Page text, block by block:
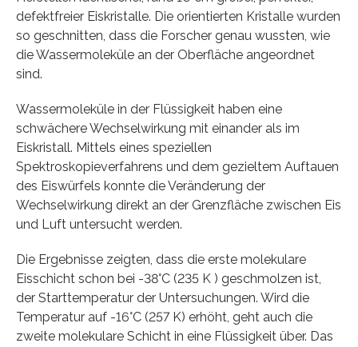
defektfreier Eiskristalle. Die orientierten Kristalle wurden
so geschnitten, dass die Forscher genau wussten, wie
die Wassermoleküle an der Oberfläche angeordnet
sind.
Wassermoleküle in der Flüssigkeit haben eine
schwächere Wechselwirkung mit einander als im
Eiskristall. Mittels eines speziellen
Spektroskopieverfahrens und dem gezieltem Auftauen
des Eiswürfels konnte die Veränderung der
Wechselwirkung direkt an der Grenzfläche zwischen Eis
und Luft untersucht werden.
Die Ergebnisse zeigten, dass die erste molekulare
Eisschicht schon bei -38°C (235 K ) geschmolzen ist,
der Starttemperatur der Untersuchungen. Wird die
Temperatur auf -16°C (257 K) erhöht, geht auch die
zweite molekulare Schicht in eine Flüssigkeit über. Das